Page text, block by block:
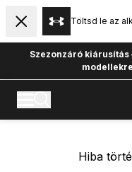
Töltsd le az
Szezonzáró kiárusítás
Hiba